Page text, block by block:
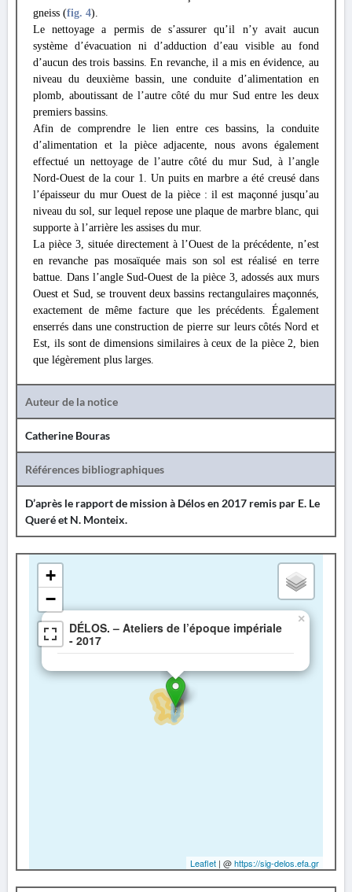
gneiss (fig. 4).
Le nettoyage a permis de s’assurer qu’il n’y avait aucun
système d’évacuation ni d’adduction d’eau visible au fond
d’aucun des trois bassins. En revanche, il a mis en évidence, au
niveau du deuxième bassin, une conduite d’alimentation en
plomb, aboutissant de l’autre côté du mur Sud entre les deux
premiers bassins.
Afin de comprendre le lien entre ces bassins, la conduite
d’alimentation et la pièce adjacente, nous avons également
effectué un nettoyage de l’autre côté du mur Sud, à l’angle
Nord-Ouest de la cour 1. Un puits en marbre a été creusé dans
l’épaisseur du mur Ouest de la pièce : il est maçonné jusqu’au
niveau du sol, sur lequel repose une plaque de marbre blanc, qui
supporte à l’arrière les assises du mur.
La pièce 3, située directement à l’Ouest de la précédente, n’est
en revanche pas mosaïquée mais son sol est réalisé en terre
battue. Dans l’angle Sud-Ouest de la pièce 3, adossés aux murs
Ouest et Sud, se trouvent deux bassins rectangulaires maçonnés,
exactement de même facture que les précédents. Également
enserrés dans une construction de pierre sur leurs côtés Nord et
Est, ils sont de dimensions similaires à ceux de la pièce 2, bien
que légèrement plus larges.
Auteur de la notice
Catherine Bouras
Références bibliographiques
D’après le rapport de mission à Délos en 2017 remis par E. Le
Queréet N. Monteix.
DÉLOS. – Ateliers de l’époque impériale
- 2017
×
+
−
Leaflet | @https://sig-delos.efa.gr